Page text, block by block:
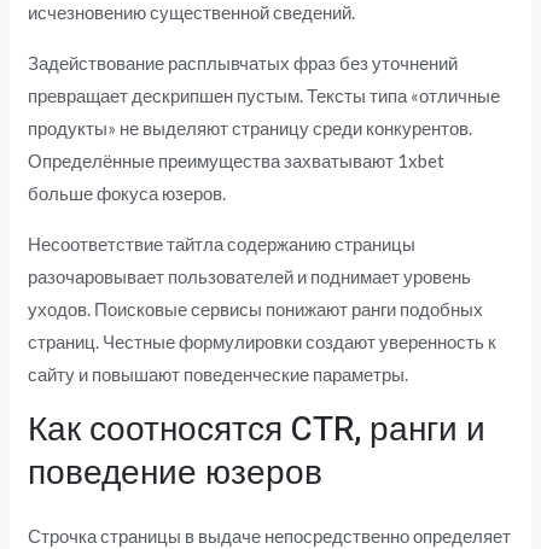
исчезновению существенной сведений.
Задействование расплывчатых фраз без уточнений
превращает дескрипшен пустым. Тексты типа «отличные
продукты» не выделяют страницу среди конкурентов.
Определённые преимущества захватывают 1xbet
больше фокуса юзеров.
Несоответствие тайтла содержанию страницы
разочаровывает пользователей и поднимает уровень
уходов. Поисковые сервисы понижают ранги подобных
страниц. Честные формулировки создают уверенность к
сайту и повышают поведенческие параметры.
Как соотносятся CTR, ранги и
поведение юзеров
Строчка страницы в выдаче непосредственно определяет